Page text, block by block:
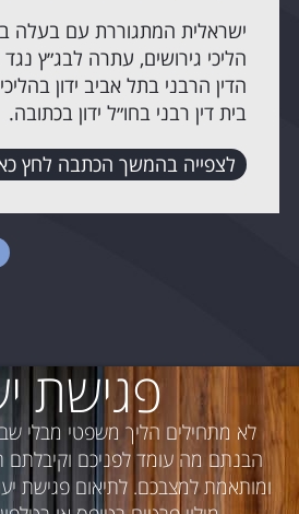
ישראלית המתגוררת עם בעלה
הליכי גירושים, עתרה לבג״ץ
הדין הרבני בתל אביב ידון בהליכי
בית דין רבני בחו״ל ידון בכתובה.
לצפייה בהמשך הכתבה לחץ
פגישת
לא מתחילים הליך משפטי מבלי
הבנתם מה עומד לפניכם וקיבלתם
ומותאמת למצבכם. לתיאום פגישת